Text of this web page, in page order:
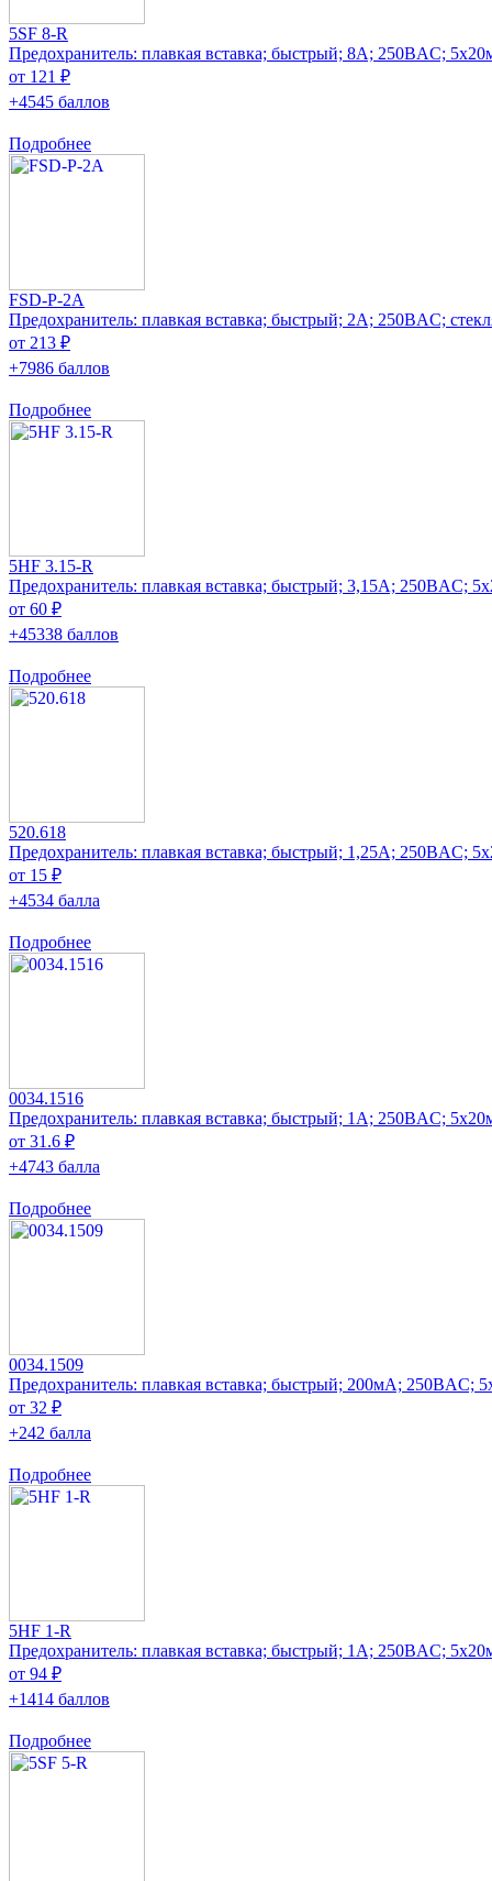
5SF 8-R
Предохранитель: плавкая вставка; быстрый; 8А; 250ВAC;
от 121 ₽
+4545 баллов
Подробнее
FSD-P-2A
Предохранитель: плавкая вставка; быстрый; 2А; 250ВAC;
от 213 ₽
+7986 баллов
Подробнее
5HF 3.15-R
Предохранитель: плавкая вставка; быстрый; 3,15А; 250ВAC;
от 60 ₽
+45338 баллов
Подробнее
520.618
Предохранитель: плавкая вставка; быстрый; 1,25А; 250ВAC;
от 15 ₽
+4534 балла
Подробнее
0034.1516
Предохранитель: плавкая вставка; быстрый; 1А; 250ВAC;
от 31.6 ₽
+4743 балла
Подробнее
0034.1509
Предохранитель: плавкая вставка; быстрый; 200мА; 250ВAC;
от 32 ₽
+242 балла
Подробнее
5HF 1-R
Предохранитель: плавкая вставка; быстрый; 1А; 250ВAC;
от 94 ₽
+1414 баллов
Подробнее